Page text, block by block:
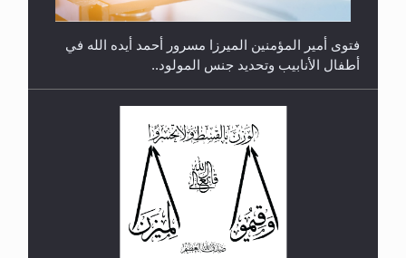
رأيٌ في لغة المسيح الموعود عليه السلام.. 4...
فتوى أمير المؤمنين الميرزا مسرور أحمد أيده الله في
أطفال الأنابيب وتحديد جنس المولود..